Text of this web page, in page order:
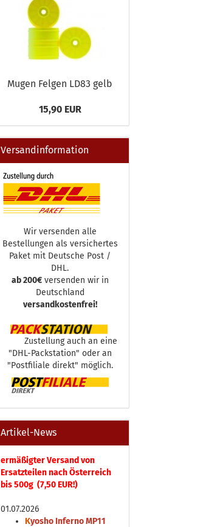
Mugen Felgen LD83 gelb
15,90 EUR
Versandinformation
Wir versenden alle
Bestellungen als versichertes
Paket mit Deutsche Post /
DHL.
ab 200€versenden wir in
Deutschland
versandkostenfrei!
Zustellung auch an eine
"DHL-Packstation" oder an
"Postfiliale direkt" möglich.
Artikel-News
ermäßigter Versand von
Ersatzteilen nach Österreich
bis 500g (7,50 EUR!)
01.07.2026
Kyosho Inferno MP11